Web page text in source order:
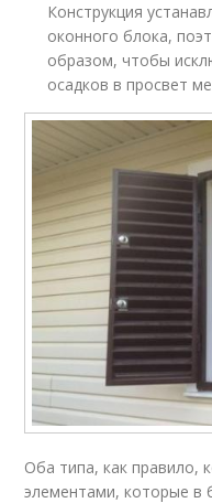
Конструкция
оконного блока,
образом, чтобы
осадков в просвет
Оба типа, как правило,
элементами, которые в